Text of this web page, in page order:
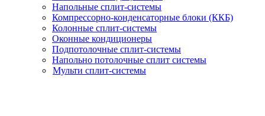
Напольные сплит-системы
Компрессорно-конденсаторные блоки (ККБ)
Колонные сплит-системы
Оконные кондиционеры
Подпотолочные сплит-системы
Напольно потолочные сплит системы
Мульти сплит-системы